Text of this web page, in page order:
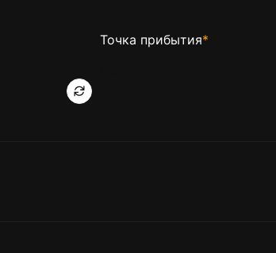
Точка прибытия*